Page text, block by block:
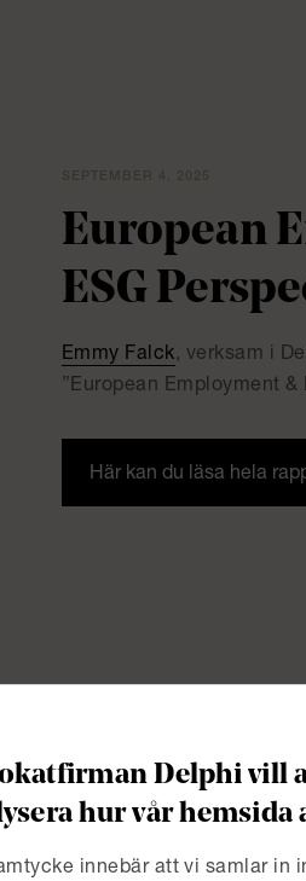
European
ESG
Emmy Falck, verksam i
”European Employment &
Här kan du läsa hela
Delphi vill
hur vår
innebär att vi samlar in